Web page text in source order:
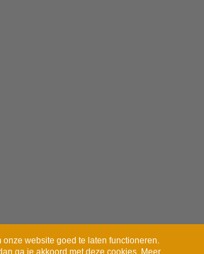
website goed te laten functioneren.
ga je akkoord met deze cookies. Meer